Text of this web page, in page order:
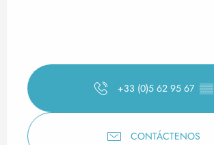
+33 (0)5 62 95 67 ▒▒
CONTÁCTENOS